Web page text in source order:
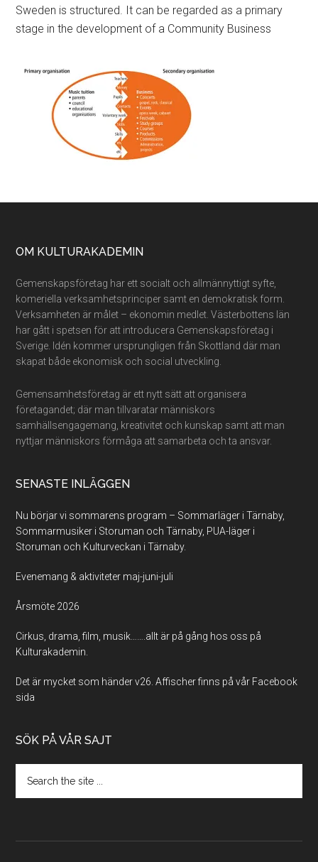
Sweden is structured. It can be regarded as a primary
stage in the development of a Community Business
Footer
OM KULTURAKADEMIN
Gemenskapsföretag har ett socialt och allmännyttigt syfte,
komeriella verksamhetsprinciper samt en demokratisk form.
Verksamheten är målet – ekonomin medlet. Västerbottens län
har gått i spetsen för att introducera Gemenskapsföretag i
Sverige. Idén kommer ursprungligen från Skottland där man
skapat både ekonomisk och social utveckling.
Gemensamhetsföretag är ett nytt sätt att organisera
företagandet; där man tillvaratar människors
samhällsengagemang, kreativitet och kunskap samt att man
nyttjar människors förmåga att samarbeta och ta ansvar.
SENASTE INLÄGGEN
Nu börjar vi sommarens program – Sommarläger i Tärnaby,
Sommarmusiker i Storuman och Tärnaby, PUA-läger i
Storuman och Kulturveckan i Tärnaby.
Evenemang & aktiviteter maj-juni-juli
Årsmöte 2026
Cirkus, drama, film, musik…….allt är på gång hos oss på
Kulturakademin.
Det är mycket som händer v26. Affischer finns på vår Facebook
sida
SÖK PÅ VÅR SAJT
the